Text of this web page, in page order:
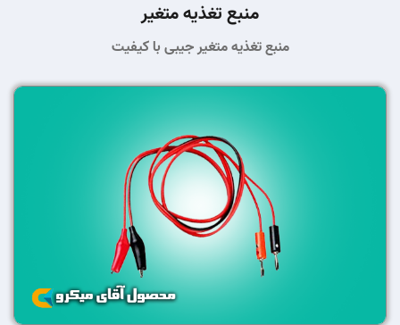
منبع تغذیه متغیر
منبع تغذیه متغیر جیبی با کیفیت